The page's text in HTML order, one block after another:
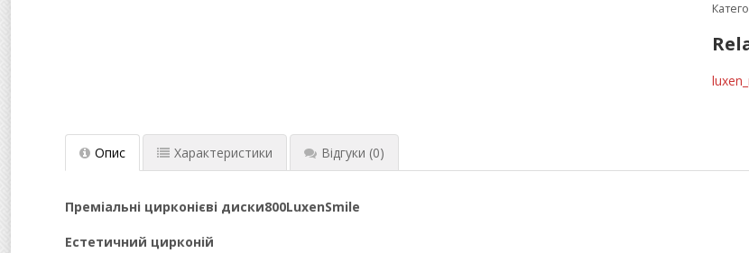
Опис Характеристики Відгуки (0)
Преміальні цирконієві диски800LuxenSmile
Естетичний цирконій